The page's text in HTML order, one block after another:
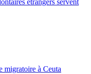
étrangers servent
migratoire à Ceuta